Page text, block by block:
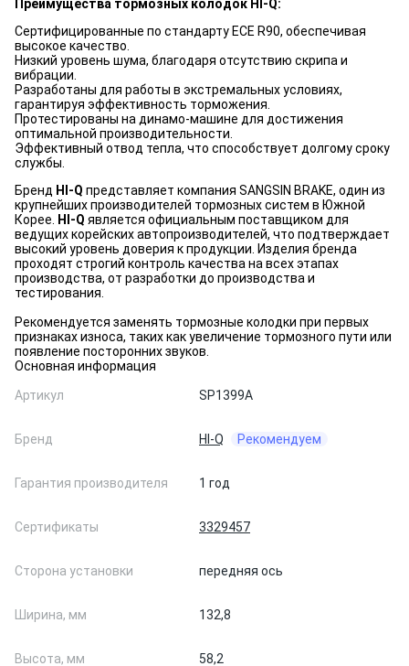
Преимущества тормозных колодок HI-Q:
Сертифицированные по стандарту ECE R90, обеспечивая
высокое качество.
Низкий уровень шума, благодаря отсутствию скрипа и
вибрации.
Разработаны для работы в экстремальных условиях,
гарантируя эффективность торможения.
Протестированы на динамо-машине для достижения
оптимальной производительности.
Эффективный отвод тепла, что способствует долгому сроку
службы.
Бренд HI-Q представляет компания SANGSIN BRAKE, один из
крупнейших производителей тормозных систем в Южной
Корее.
HI-Q является официальным поставщиком для
ведущих корейских автопроизводителей, что подтверждает
высокий уровень доверия к продукции. Изделия бренда
проходят строгий контроль качества на всех этапах
производства, от разработки до производства и
тестирования.
Рекомендуется заменять тормозные колодки при первых
признаках износа, таких как увеличение тормозного пути или
появление посторонних звуков.
Основная информация
Артикул
SP1399A
Бренд HI-Q Рекомендуем
Гарантия производителя 1 год
Сертификаты 3329457
Сторона установки передняя ось
Ширина, мм 132,8
Высота, мм 58,2